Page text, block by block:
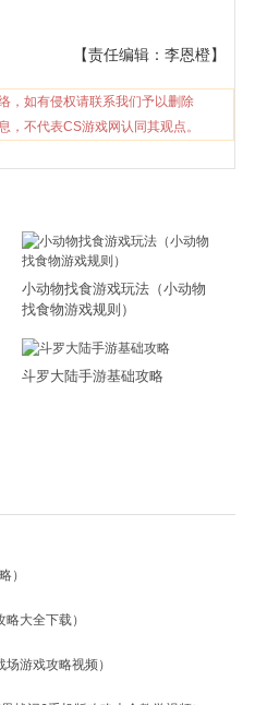
【责任编辑：李恩橙】
，如有侵权请联系我们予以删除
，不代表CS游戏网认同其观点。
小动物找食游戏玩法（小动物
找食物游戏规则）
斗罗大陆手游基础攻略
）
大全下载）
游戏攻略视频）